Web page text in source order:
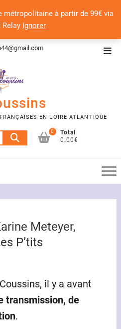
métropolitaine à partir de 99€ via
Ignorer
EN LOIRE ATLANTIQUE
Recherche
pour :
0
Total
0.00€
Meteyer,
P’tits
il y a avant
transmission, de
.